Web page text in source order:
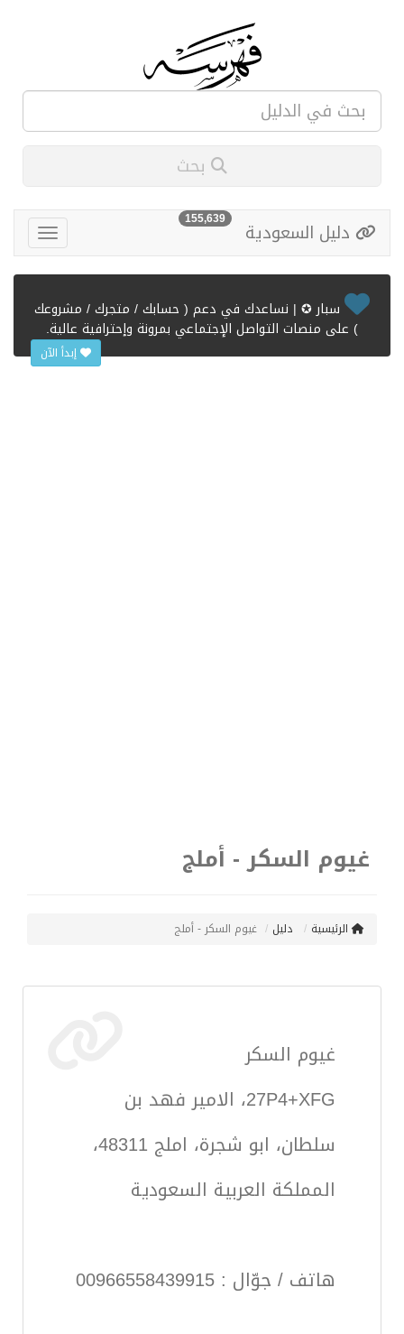
دليل السعودية 155,639
سبار ✪ | نساعدك في دعم ( حسابك / متجرك / مشروعك
) على منصات التواصل الإجتماعي بمرونة وإحترافية عالية.
إبدأ الآن
غيوم السكر - أملج
الرئيسية دليل غيوم السكر - أملج
غيوم السكر
27P4+XFG، الامير فهد بن
سلطان، ابو شجرة، املج 48311،
المملكة العربية السعودية
هاتف / جوّال : 00966558439915